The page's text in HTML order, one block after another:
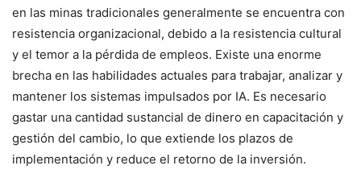
en las minas tradicionales generalmente se encuentra con
resistencia organizacional, debido a la resistencia cultural
y el temor a la pérdida de empleos. Existe una enorme
brecha en las habilidades actuales para trabajar, analizar y
mantener los sistemas impulsados por IA. Es necesario
gastar una cantidad sustancial de dinero en capacitación y
gestión del cambio, lo que extiende los plazos de
implementación y reduce el retorno de la inversión.